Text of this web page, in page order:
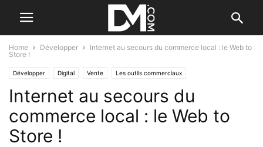
Home Développer
Internet au secours du commerce local : le Web to
Store !
Développer Digital Vente Les outils commerciaux
Internet au secours du
commerce local : le Web to
Store !